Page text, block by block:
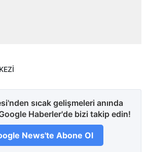
sıcak gelişmeleri anında
Haberler'de bizi takip edin!
News'te Abone Ol